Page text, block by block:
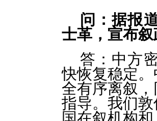
问：据报
士革，宣布
答：中方
快恢复稳定
全有序离叙
指导。我们